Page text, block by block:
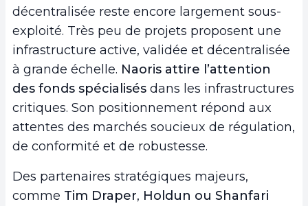
décentralisée reste encore largement sous-
exploité. Très peu de projets proposent une
infrastructure active, validée et décentralisée
à grande échelle. Naoris attire l’attention
des fonds spécialisés dans les infrastructures
critiques. Son positionnement répond aux
attentes des marchés soucieux de régulation,
de conformité et de robustesse.
Des partenaires stratégiques majeurs,
comme Tim Draper, Holdun ou Shanfari